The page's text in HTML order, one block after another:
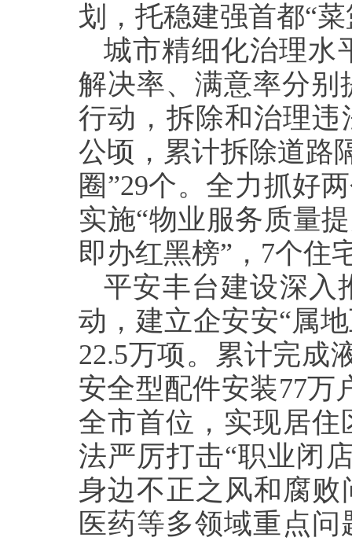
划，托稳建强首都“
城市精细化治理水
解决率、满意率分别
行动，拆除和治理违
公顷，累计拆除道路
圈”29个。全力抓好
实施“物业服务质量
即办红黑榜”，7个住
平安丰台建设深入
动，建立企安安“属
22.5万项。累计完成
安全型配件安装77万
全市首位，实现居
法严厉打击“职业闭
身边不正之风和腐败
医药等多领域重点